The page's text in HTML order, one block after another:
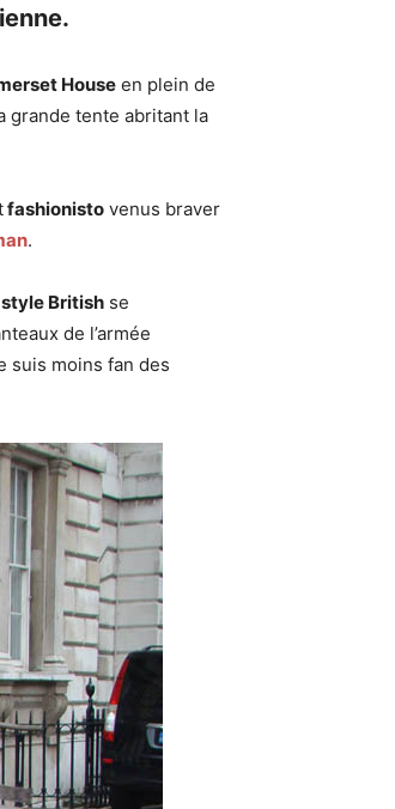
House en plein de
grande tente abritant la
fashionisto venus braver
.
style British se
de l’armée
suis moins fan des